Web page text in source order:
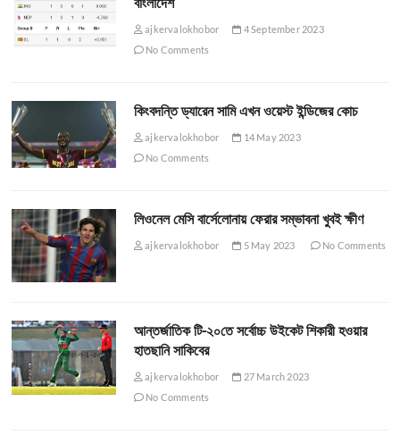
ajkervalokhobor
4 September 2023
No Comments
কিংবদন্তি ড্যারেন সামি এখন ওয়েস্ট ইন্ডিজের কোচ
ajkervalokhobor
14 May 2023
No Comments
লিওনেল মেসি বার্সেলোনায় ফেরার সম্ভাবনা খুবই ক্ষীণ
ajkervalokhobor 5 May 2023 No Comments
আন্তর্জাতিক টি-২০তে সর্বোচ্চ উইকেট শিকারী হওয়ার
হাতছানি সাকিবের
ajkervalokhobor
27 March 2023
No Comments